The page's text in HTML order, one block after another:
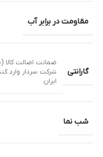
مقاومت در برابر آب
گارانتی
ضمانت اصالت کالا
شرکت سردار وارد
ایران
شب نما